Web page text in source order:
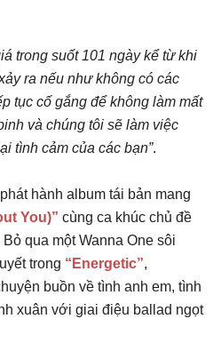
trong suốt 101 ngày kể từ khi
ra nếu như không có các
tục cố gắng để không làm mất
và chúng tôi sẽ làm việc
tình cảm của các bạn”.
hành album tái bản mang
You)” cùng ca khúc chủ đề
qua một Wanna One sôi
trong “Energetic”,
buồn về tình anh em, tình
xuân với giai điệu ballad ngọt